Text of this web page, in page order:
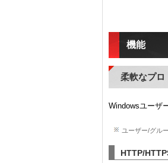
機能
柔軟なプロ
Windowsユーザ
ユーザー/グル
HTTP/